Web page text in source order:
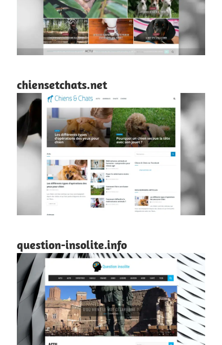
chiensetchats.net
question-insolite.info